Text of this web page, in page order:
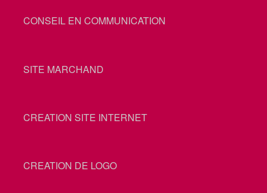
CONSEIL EN COMMUNICATION
SITE MARCHAND
CREATION SITE INTERNET
CREATION DE LOGO